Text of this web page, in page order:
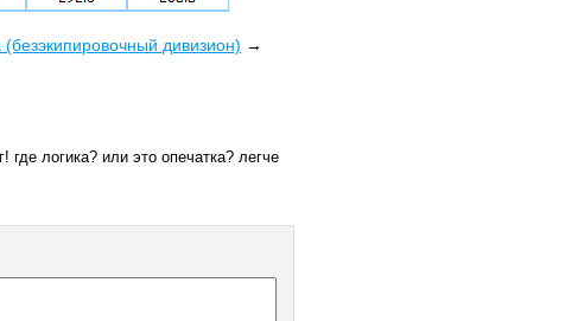
дивизион) →
логика? или это опечатка? легче